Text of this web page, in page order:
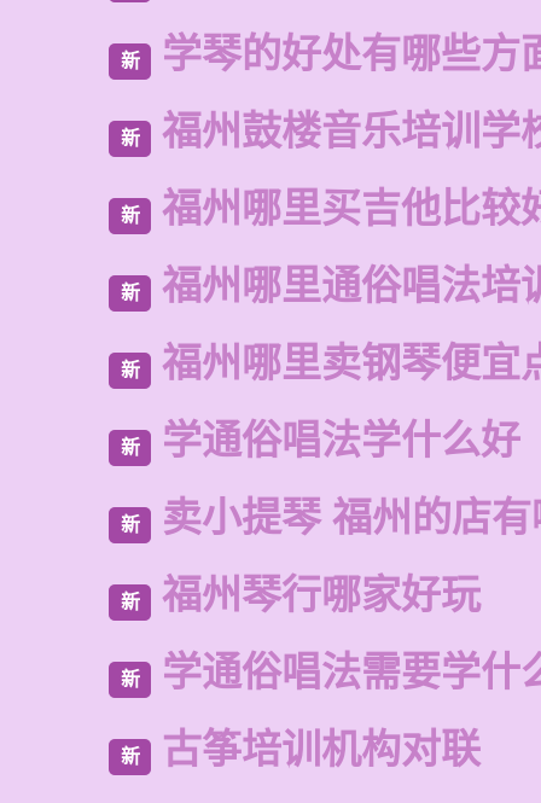
新 学琴的好处有哪些方
新 福州鼓楼音乐培训学
新 福州哪里买吉他比较
新 福州哪里通俗唱法培
新 福州哪里卖钢琴便宜
新 学通俗唱法学什么好
新 卖小提琴 福州的店
新 福州琴行哪家好玩
新 学通俗唱法需要学什
新 古筝培训机构对联